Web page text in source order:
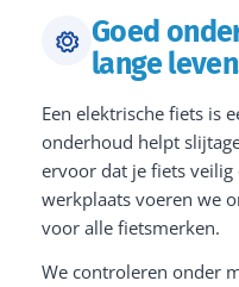
Goed
lange
Een elektrische fiets is
onderhoud helpt
ervoor dat je fiets
werkplaats voeren we
voor alle fietsmerken.
We controleren onder